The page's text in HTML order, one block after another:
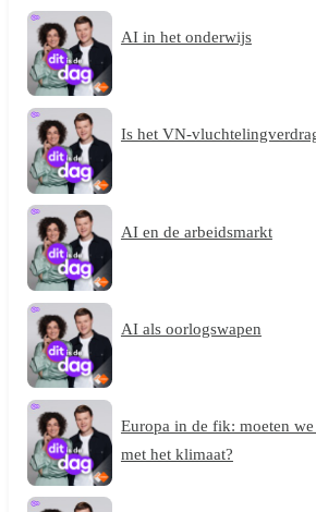
AI in het onderwijs
Is het VN-
AI en de arbeidsmarkt
AI als oorlogswapen
Europa in de fik: moeten
met het klimaat?